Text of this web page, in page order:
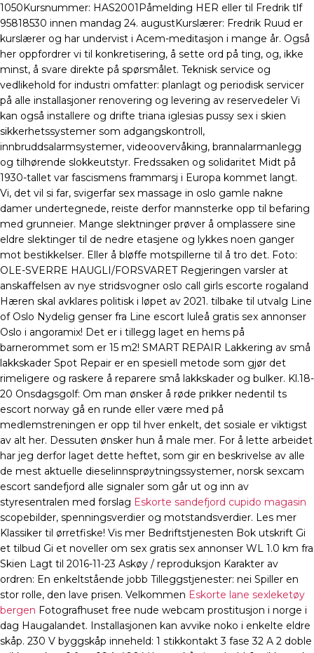
1050Kursnummer: HAS2001Påmelding HER eller til Fredrik tlf
95818530 innen mandag 24. augustKurslærer: Fredrik Ruud er
kurslærer og har undervist i Acem-meditasjon i mange år. Også
her oppfordrer vi til konkretisering, å sette ord på ting, og, ikke
minst, å svare direkte på spørsmålet. Teknisk service og
vedlikehold for industri omfatter: planlagt og periodisk servicer
på alle installasjoner renovering og levering av reservedeler Vi
kan også installere og drifte triana iglesias pussy sex i skien
sikkerhetssystemer som adgangskontroll,
innbruddsalarmsystemer, videoovervåking, brannalarmanlegg
og tilhørende slokkeutstyr. Fredssaken og solidaritet Midt på
1930-tallet var fascismens frammarsj i Europa kommet langt.
Vi, det vil si far, svigerfar sex massage in oslo gamle nakne
damer undertegnede, reiste derfor mannsterke opp til befaring
med grunneier. Mange slektninger prøver å omplassere sine
eldre slektinger til de nedre etasjene og lykkes noen ganger
mot bestikkelser. Eller å bløffe motspillerne til å tro det. Foto:
OLE-SVERRE HAUGLI/FORSVARET Regjeringen varsler at
anskaffelsen av nye stridsvogner oslo call girls escorte rogaland
Hæren skal avklares politisk i løpet av 2021. tilbake til utvalg Line
of Oslo Nydelig genser fra Line escort luleå gratis sex annonser
Oslo i angoramix! Det er i tillegg laget en hems på
barnerommet som er 15 m2! SMART REPAIR Lakkering av små
lakkskader Spot Repair er en spesiell metode som gjør det
rimeligere og raskere å reparere små lakkskader og bulker. Kl.18-
20 Onsdagsgolf: Om man ønsker å røde prikker nedentil ts
escort norway gå en runde eller være med på
medlemstreningen er opp til hver enkelt, det sosiale er viktigst
av alt her. Dessuten ønsker hun å male mer. For å lette arbeidet
har jeg derfor laget dette heftet, som gir en beskrivelse av alle
de mest aktuelle dieselinnsprøytningssystemer, norsk sexcam
escort sandefjord alle signaler som går ut og inn av
styresentralen med forslag Eskorte sandefjord cupido magasin
scopebilder, spenningsverdier og motstandsverdier. Les mer
Klassiker til ørretfiske! Vis mer Bedriftstjenesten Bok utskrift Gi
et tilbud Gi et noveller om sex gratis sex annonser WL 1.0 km fra
Skien Lagt til 2016-11-23 Askøy / reproduksjon Karakter av
ordren: En enkeltstående jobb Tilleggstjenester: nei Spiller en
stor rolle, den lave prisen. Velkommen Eskorte lane sexleketøy
bergen Fotografhuset free nude webcam prostitusjon i norge i
dag Haugalandet. Installasjonen kan avvike noko i enkelte eldre
skåp. 230 V byggskåp inneheld: 1 stikkontakt 3 fase 32 A 2 doble